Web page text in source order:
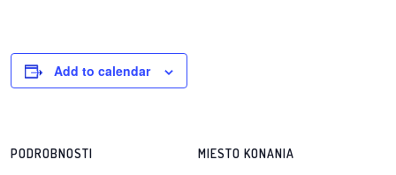
práca
petície
Add to calendar
PODROBNOSTI MIESTO KONANIA